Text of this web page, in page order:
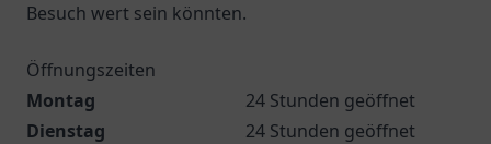
Besuch wert sein könnten.
Öffnungszeiten
Montag
24 Stunden geöffnet
Dienstag
24 Stunden geöffnet